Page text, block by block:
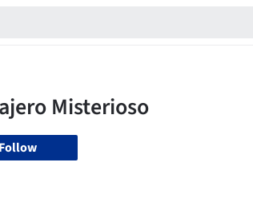
Follow